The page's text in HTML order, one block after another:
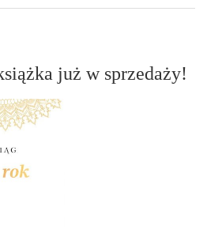
już w sprzedaży!